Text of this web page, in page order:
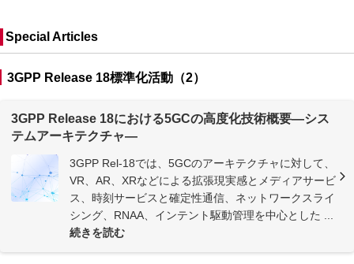
Special Articles
3GPP Release 18標準化活動（2）
3GPP Release 18における5GCの高度化技術概要―シス
テムアーキテクチャ―
3GPP Rel-18では、5GCのアーキテクチャに対して、
VR、AR、XRなどによる拡張現実感とメディアサービ
ス、時刻サービスと確定性通信、ネットワークスライ
シング、RNAA、インテント駆動管理を中心とした ...
続きを読む